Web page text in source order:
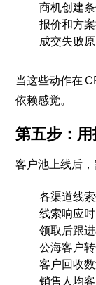
商机创建条
报价和方
成交失败原
当这些动作在
依赖感觉。
第五步：
客户池上线后，
各渠道线索
线索响应时
领取后跟进
公海客户转
客户回收数
销售人均客